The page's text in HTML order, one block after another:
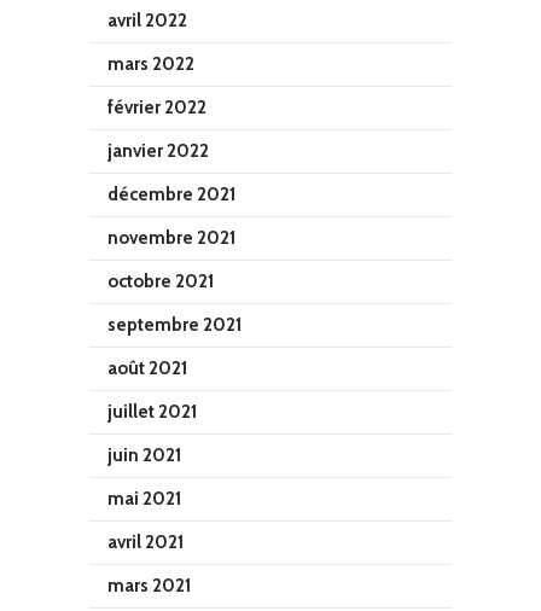
avril 2022
mars 2022
février 2022
janvier 2022
décembre 2021
novembre 2021
octobre 2021
septembre 2021
août 2021
juillet 2021
juin 2021
mai 2021
avril 2021
mars 2021